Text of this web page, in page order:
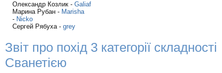
Олександр Козлик - Galiaf
Марина Рубан - Marisha
- Nicko
Сергей Рябуха - grey
Звiт про похiд 3 категорiї складностi
Сванетією